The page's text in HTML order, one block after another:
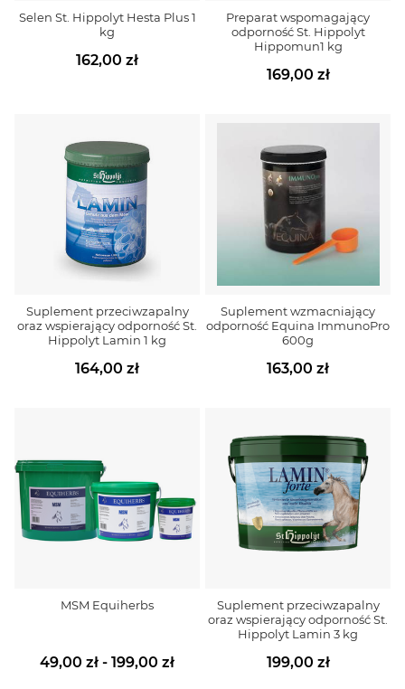
Selen St. Hippolyt Hesta Plus 1
kg
162,00 zł
Preparat wspomagający
odporność St. Hippolyt
Hippomun1 kg
169,00 zł
Suplement przeciwzapalny
oraz wspierający odporność St.
Hippolyt Lamin 1 kg
164,00 zł
Suplement wzmacniający
odporność Equina ImmunoPro
600g
163,00 zł
MSM Equiherbs
49,00 zł - 199,00 zł
Suplement przeciwzapalny
oraz wspierający odporność St.
Hippolyt Lamin 3 kg
199,00 zł